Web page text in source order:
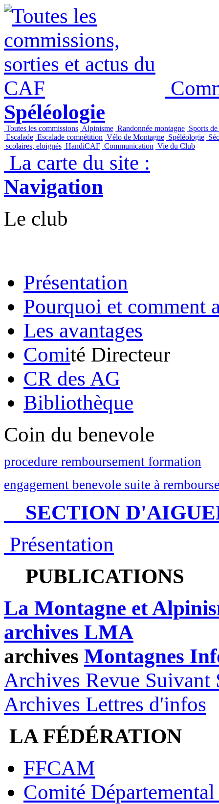
Spéléologie
Toutes les commissions Alpinisme Randonnée montagne Sports
Escalade Escalade compétition Vélo de Montagne Spéléologie
scolaires, eloignés HandiCAF Communication Vie du Club
La carte du site :
Navigation
Le club
Présentation
Pourquoi et comment
Les avantages
Comité Directeur
CR des AG
Bibliothèque
Coin du benevole
procedure remboursement formation
engagement benevole suite à
SECTION
Présentation
PUBLICATIONS
La Montagne et
archives LMA
archives Montagnes
Archives Revue Suivant
Archives Lettres d'infos
LA FÉDÉRATION
FFCAM
Comité